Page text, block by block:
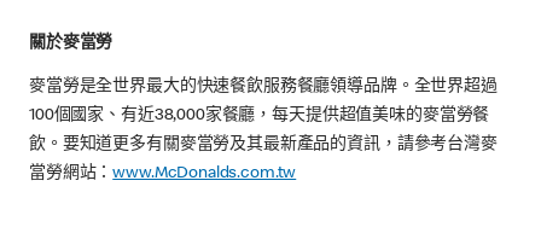
關於麥當勞
麥當勞是全世界最大的快速餐飲服務餐廳領導品牌。全世界超過
100個國家、有近38,000家餐廳，每天提供超值美味的麥當勞餐
飲。要知道更多有關麥當勞及其最新產品的資訊，請參考台灣麥
當勞網站：www.McDonalds.com.tw